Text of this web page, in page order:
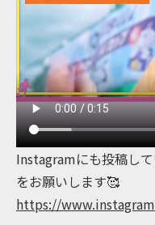
Instagramにも投稿し
をお願いします🥰
https://